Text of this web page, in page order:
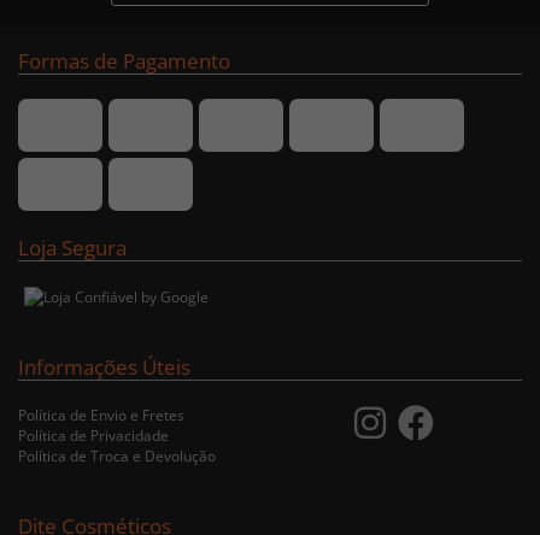
Formas de Pagamento
Loja Segura
Informações Úteis
Política de Envio e Fretes
Política de Privacidade
Política de Troca e Devolução
Dite Cosméticos